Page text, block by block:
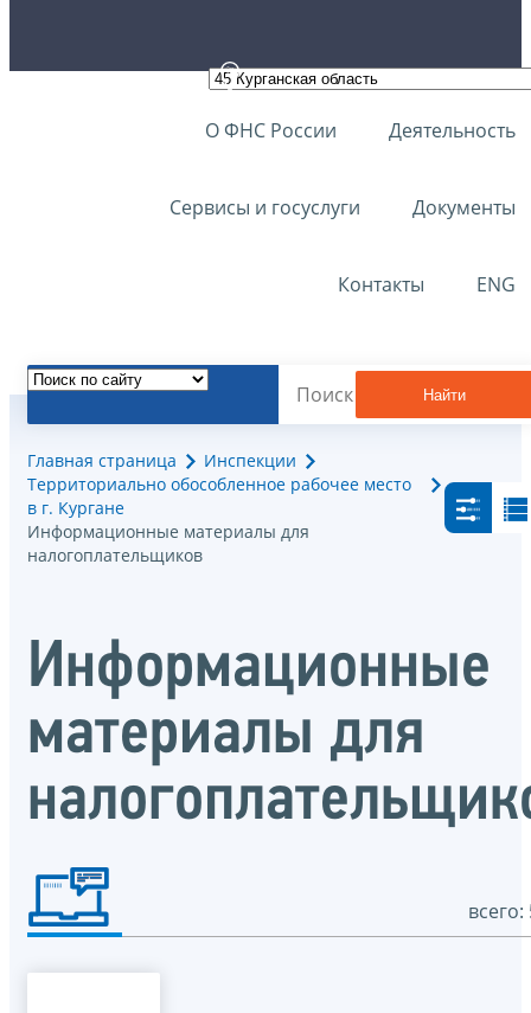
О ФНС России Деятельность
Сервисы и госуслуги Документы
Контакты ENG
Найти
Главная страница
Инспекции
Территориально обособленное рабочее место
в г. Кургане
Информационные материалы для
налогоплательщиков
Информационные
материалы для
всего: